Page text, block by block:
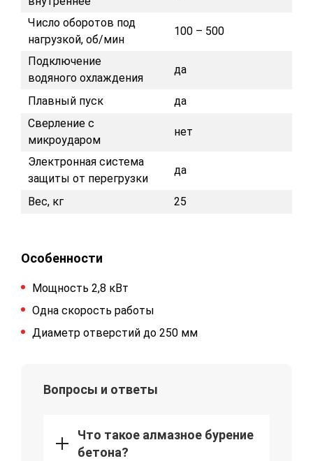
Число оборотов под
нагрузкой, об/мин
100 – 500
Подключение
водяного охлаждения
да
Плавный пуск
да
Сверление с
микроударом
нет
Электронная система
защиты от перегрузки
да
Вес, кг 25
Особенности
Мощность 2,8 кВт
Одна скорость работы
Диаметр отверстий до 250 мм
Вопросы и ответы
Что такое алмазное бурение
бетона?